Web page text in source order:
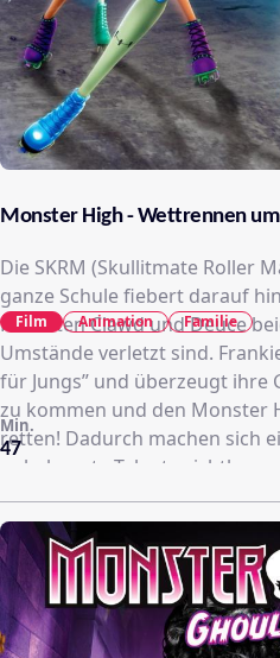
Monster High - Wettrennen
Die SKRM (Skullitmate Roller
ganze Schule fiebert darauf
Finalisten Clawd und Deuce
Umstände verletzt sind.
für Jungs” und überzeugt ihre
zu kommen und den Monster
retten! Dadurch machen sich
unbekannte Talente sichtbar
einen Gewinn der Monster
da nicht die bösen Tricks der
47
Min.
Film Animation Familie